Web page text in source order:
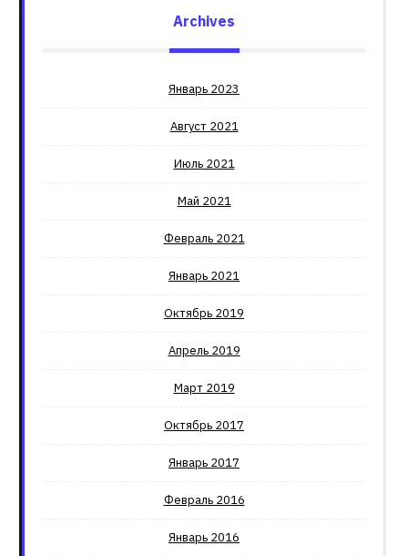
Archives
Январь 2023
Август 2021
Июль 2021
Май 2021
Февраль 2021
Январь 2021
Октябрь 2019
Апрель 2019
Март 2019
Октябрь 2017
Январь 2017
Февраль 2016
Январь 2016